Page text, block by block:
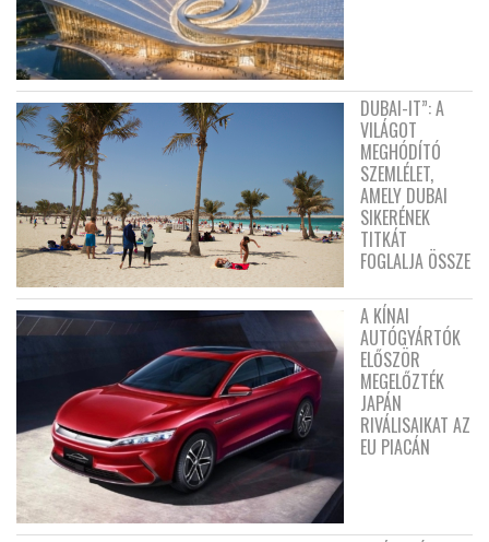
DUBAI-IT”: A
VILÁGOT
MEGHÓDÍTÓ
SZEMLÉLET,
AMELY DUBAI
SIKERÉNEK
TITKÁT
FOGLALJA ÖSSZE
A KÍNAI
AUTÓGYÁRTÓK
ELŐSZÖR
MEGELŐZTÉK
JAPÁN
RIVÁLISAIKAT AZ
EU PIACÁN